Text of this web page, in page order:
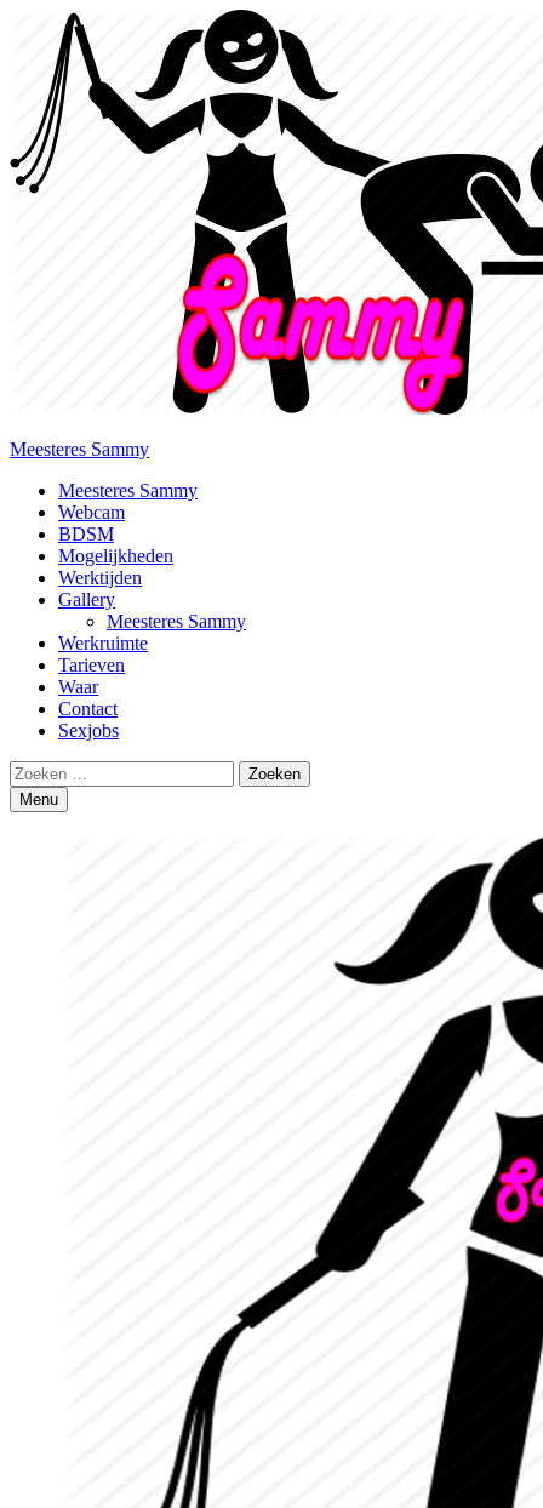
Meesteres Sammy
Primary
Menu
Meesteres Sammy
Webcam
BDSM
Mogelijkheden
Werktijden
Gallery
Meesteres Sammy
Werkruimte
Tarieven
Waar
Contact
Sexjobs
Search
Zoeken
naar:
Menu